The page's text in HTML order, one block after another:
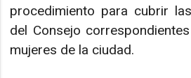
procedimiento para cubrir
del Consejo
mujeres de la ciudad.